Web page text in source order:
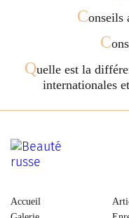
Conseils
C
Quelle est la
internationales
Accueil